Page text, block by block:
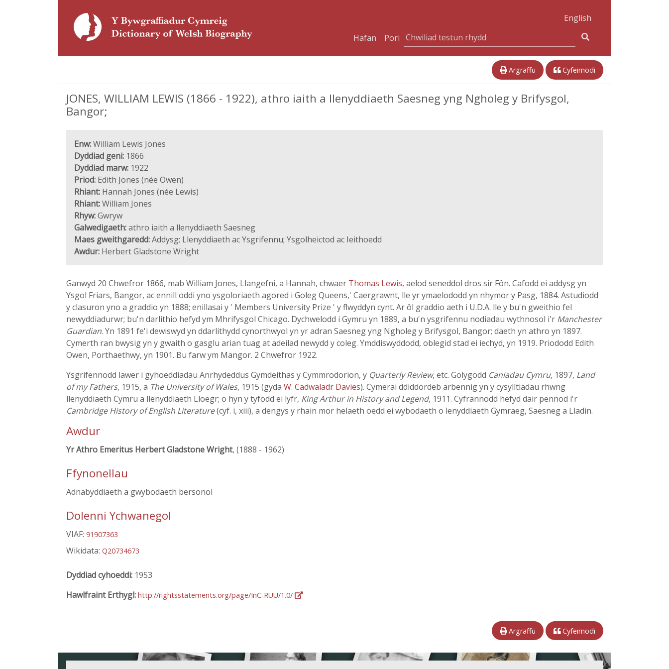
English
Hafan
Pori
Argraffu Cyfeirnodi
JONES, WILLIAM LEWIS (1866 - 1922), athro iaith a llenyddiaeth Saesneg yng Ngholeg y Brifysgol,
Bangor;
Enw:William Lewis Jones
Dyddiad geni: 1866
Dyddiad marw: 1922
Priod: Edith Jones (née Owen)
Rhiant: Hannah Jones (née Lewis)
Rhiant:William Jones
Rhyw:Gwryw
Galwedigaeth:athro iaith a llenyddiaeth Saesneg
Maes gweithgaredd:Addysg; Llenyddiaeth ac Ysgrifennu; Ysgolheictod ac Ieithoedd
Awdur: Herbert Gladstone Wright
Ganwyd 20 Chwefror 1866, mab William Jones, Llangefni, a Hannah, chwaer Thomas Lewis, aelod seneddol dros sir Fôn. Cafodd ei addysg yn
Ysgol Friars, Bangor, ac ennill oddi yno ysgoloriaeth agored i Goleg Queens,' Caergrawnt, lle yr ymaelododd yn nhymor y Pasg, 1884. Astudiodd
y clasuron yno a graddio yn 1888; enillasai y ' Members University Prize ' y flwyddyn cynt. Ar ôl graddio aeth i U.D.A. lle y bu'n gweithio fel
newyddiadurwr; bu'n darlithio hefyd ym Mhrifysgol Chicago. Dychwelodd i Gymru yn 1889, a bu'n ysgrifennu nodiadau wythnosol i'r Manchester
Guardian. Yn 1891 fe'i dewiswyd yn ddarlithydd cynorthwyol yn yr adran Saesneg yng Ngholeg y Brifysgol, Bangor; daeth yn athro yn 1897.
Cymerth ran bwysig yn y gwaith o gasglu arian tuag at adeilad newydd y coleg. Ymddiswyddodd, oblegid stad ei iechyd, yn 1919. Priododd Edith
Owen, Porthaethwy, yn 1901. Bu farw ym Mangor. 2 Chwefror 1922.
Ysgrifennodd lawer i gyhoeddiadau Anrhydeddus Gymdeithas y Cymmrodorion, y Quarterly Review, etc. Golygodd Caniadau Cymru, 1897, Land
of my Fathers, 1915, a The University of Wales, 1915 (gyda W. Cadwaladr Davies). Cymerai ddiddordeb arbennig yn y cysylltiadau rhwng
llenyddiaeth Cymru a llenyddiaeth Lloegr; o hyn y tyfodd ei lyfr, King Arthur in History and Legend, 1911. Cyfrannodd hefyd dair pennod i'r
Cambridge History of English Literature(cyf. i, xiii), a dengys y rhain mor helaeth oedd ei wybodaeth o lenyddiaeth Gymraeg, Saesneg a Lladin.
Awdur
Yr Athro Emeritus Herbert Gladstone Wright, (1888 - 1962)
Ffynonellau
Adnabyddiaeth a gwybodaeth bersonol
Dolenni Ychwanegol
VIAF: 91907363
Wikidata: Q20734673
Dyddiad cyhoeddi: 1953
Hawlfraint Erthygl: http://rightsstatements.org/page/InC-RUU/1.0/
Argraffu Cyfeirnodi